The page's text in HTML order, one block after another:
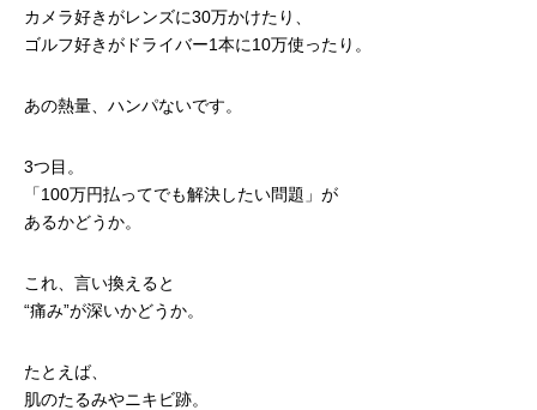
カメラ好きがレンズに30万かけたり、
ゴルフ好きがドライバー1本に10万使ったり。
あの熱量、ハンパないです。
3つ目。
「100万円払ってでも解決したい問題」が
あるかどうか。
これ、言い換えると
“痛み”が深いかどうか。
たとえば、
肌のたるみやニキビ跡。